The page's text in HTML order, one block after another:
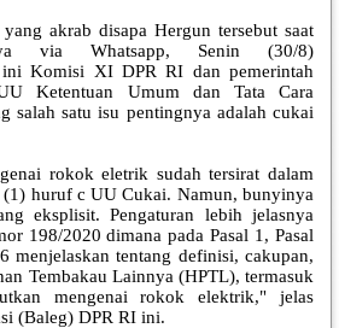
akrab disapa Hergun tersebut saat
via Whatsapp, Senin (30/8)
ini Komisi XI DPR RI dan pemerintah
Ketentuan Umum dan Tata Cara
salah satu isu pentingnya adalah cukai
rokok eletrik sudah tersirat dalam
(1) huruf c UU Cukai. Namun, bunyinya
eksplisit. Pengaturan lebih jelasnya
198/2020 dimana pada Pasal 1, Pasal
menjelaskan tentang definisi, cakupan,
Tembakau Lainnya (HPTL), termasuk
mengenai rokok elektrik," jelas
(Baleg) DPR RI ini.